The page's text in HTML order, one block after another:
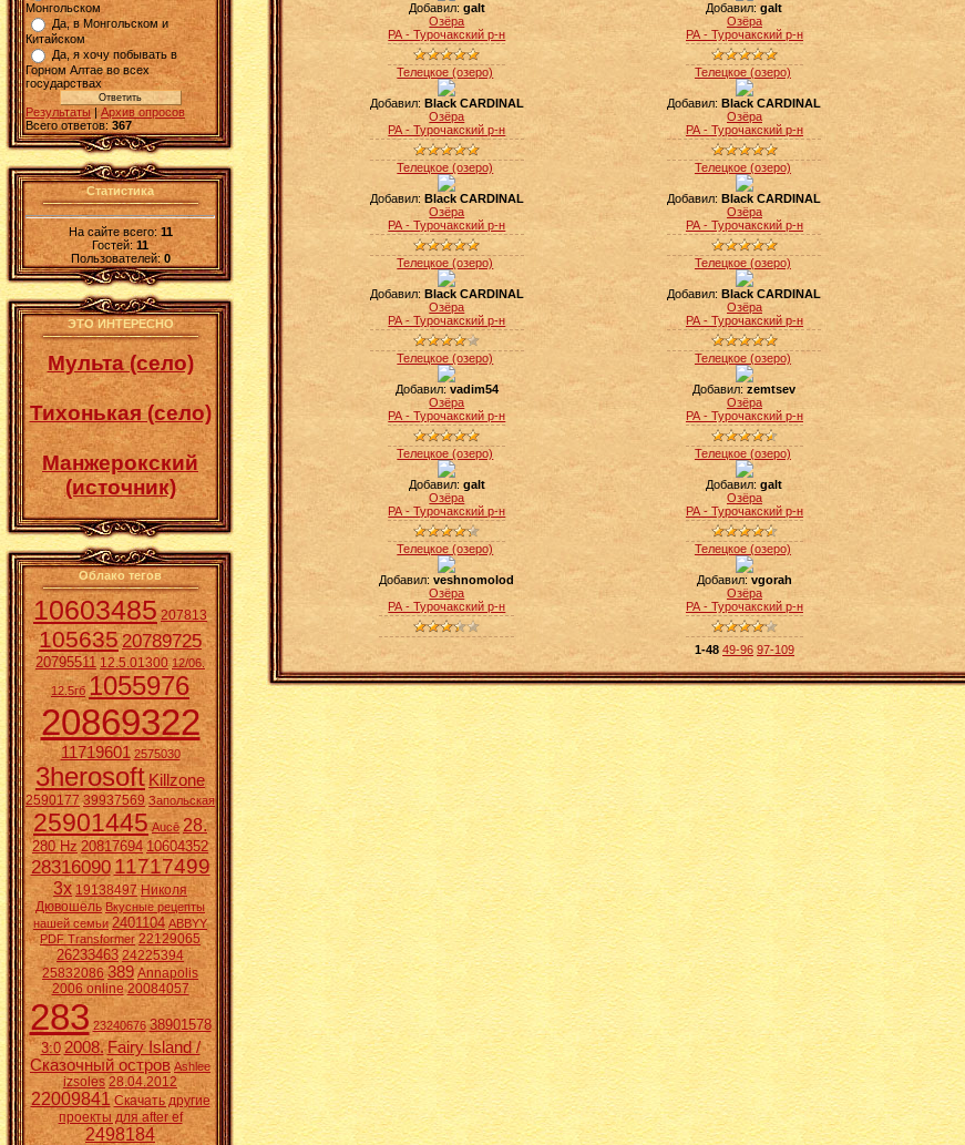
Монгольском
Да, в Монгольском и
Китайском
Да, я хочу побывать в
Горном Алтае во всех
государствах
Результаты |Архив опросов
Всего ответов: 367
Статистика
На сайте всего:11
Гостей: 11
Пользователей: 0
ЭТО ИНТЕРЕСНО
Мульта (село)
Тихонькая (село)
Манжерокский
(источник)
Облако тегов
10603485 207813
10563520789725
20795511 12.5.01300 12/06.
12.5гб 1055976
20869322
11719601 2575030
3herosoft Killzone
2590177 39937569 Запольская
25901445 Aucē 28.
280 Hz 20817694 10604352
2831609011717499
3x 19138497 Николя
Дювошель Вкусные рецепты
нашей семьи 2401104 ABBYY
PDF Transformer 22129065
26233463 24225394
25832086 389 Annapolis
2006 online 20084057
283 23240676 38901578
3:0 2008. Fairy Island /
Сказочный остров Ashlee
izsoles 28.04.2012
22009841 Скачать другие
проекты для after ef
2498184
Добавил: galt
Озёра
РА - Турочакский р-н
Добавил:galt
Озёра
РА - Турочакский р-н
Телецкое (озеро)
Добавил: Black CARDINAL
Озёра
РА - Турочакский р-н
Телецкое (озеро)
Добавил:Black CARDINAL
Озёра
РА - Турочакский р-н
Телецкое (озеро)
Добавил: Black CARDINAL
Озёра
РА - Турочакский р-н
Телецкое (озеро)
Добавил:Black CARDINAL
Озёра
РА - Турочакский р-н
Телецкое (озеро)
Добавил: Black CARDINAL
Озёра
РА - Турочакский р-н
Телецкое (озеро)
Добавил:Black CARDINAL
Озёра
РА - Турочакский р-н
Телецкое (озеро)
Добавил: vadim54
Озёра
РА - Турочакский р-н
Телецкое (озеро)
Добавил:zemtsev
Озёра
РА - Турочакский р-н
Телецкое (озеро)
Добавил: galt
Озёра
РА - Турочакский р-н
Телецкое (озеро)
Добавил:galt
Озёра
РА - Турочакский р-н
Телецкое (озеро)
Добавил:veshnomolod
Озёра
РА - Турочакский р-н
Телецкое (озеро)
Добавил: vgorah
Озёра
РА - Турочакский р-н
1-48 49-96 97-109